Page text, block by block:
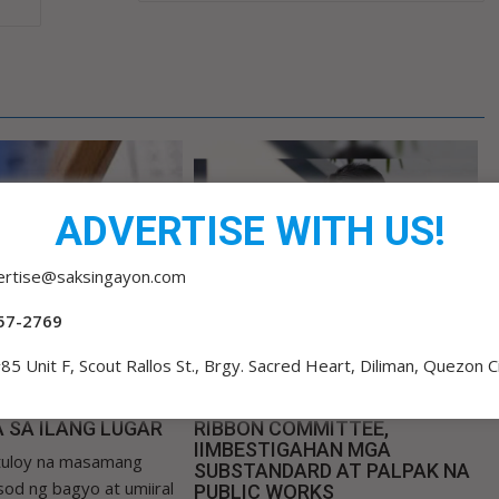
admin 3
SA ILANG LUGAR
na masamang
ng bagyo at umiiral
15 hours ago admin 3
RIBBON COMMITTEE,
IIMBESTIGAHAN MGA
SUBSTANDARD AT PALPAK NA
PUBLIC WORKS
ADVERTISE WITH US!
2769
Unit F, Scout Rallos St., Brgy. Sacred Heart, Diliman, Quezon